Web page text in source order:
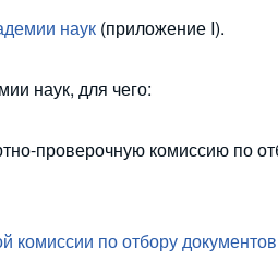
наук (приложение I).
наук, для чего:
проверочную комиссию по
по отбору